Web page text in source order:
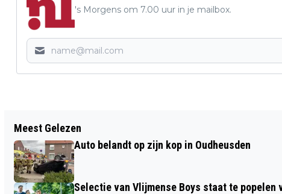
's Morgens om 7.00 uur in je mailbox.
AQUAMIGOS DAMES 1 VERLIEZEN NIPT
(7-8)
Meest Gelezen
Auto belandt op zijn kop in Oudheusden
Selectie van Vlijmense Boys staat te popelen